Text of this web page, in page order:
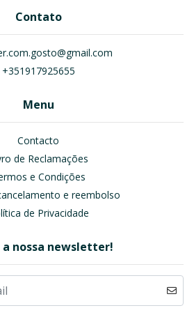
Contato
+351917925655
Menu
Contacto
de Reclamações
e Condições
e reembolso
de Privacidade
a nossa newsletter!